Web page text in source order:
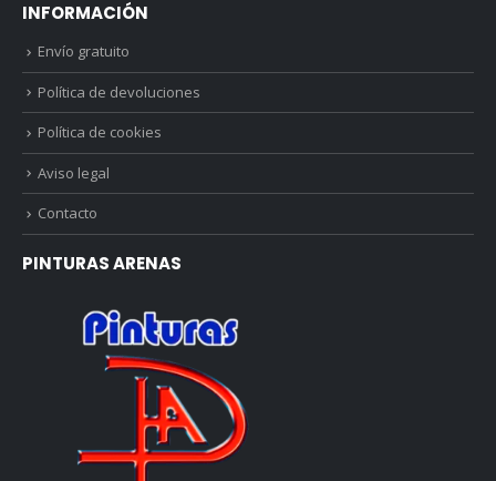
INFORMACIÓN
Envío gratuito
Política de devoluciones
Política de cookies
Aviso legal
Contacto
PINTURAS ARENAS